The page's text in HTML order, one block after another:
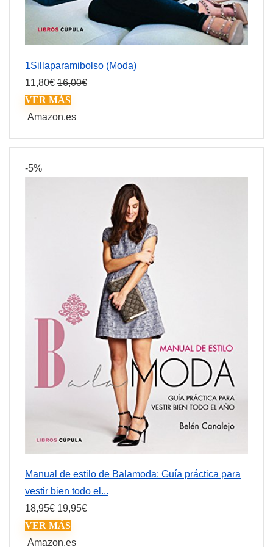
1Sillaparamibolso (Moda)
11,80€ 16,00€
VER MÁS
Amazon.es
-5%
Manual de estilo de Balamoda: Guía práctica para
vestir bien todo el...
18,95€ 19,95€
VER MÁS
Amazon.es